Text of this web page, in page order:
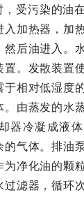
，受污染的油
入加热器，加
后油进入。
。发散装置
于相对低湿度
。由蒸发的水
器冷凝成液
气体。排油
为净化油的颗
过滤器，循环